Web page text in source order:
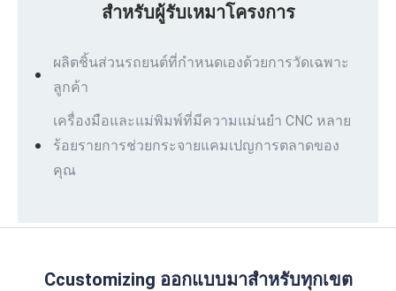
สำหรับผู้รับเหมาโครงการ
ผลิตชิ้นส่วนรถยนต์ที่กำหนดเองด้วยการวัดเฉพาะ
ลูกค้า
เครื่องมือและแม่พิมพ์ที่มีความแม่นยำ CNC หลาย
ร้อยรายการช่วยกระจายแคมเปญการตลาดของ
คุณ
Ccustomizing ออกแบบมาสำหรับทุกเขต